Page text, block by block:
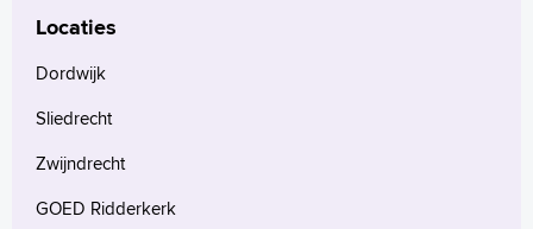
Locaties
Dordwijk
Sliedrecht
Zwijndrecht
GOED Ridderkerk